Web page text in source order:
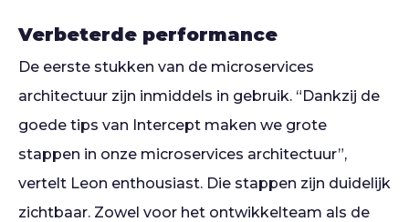
Verbeterde performance
De eerste stukken van de microservices
architectuur zijn inmiddels in gebruik. “Dankzij de
goede tips van Intercept maken we grote
stappen in onze microservices architectuur”,
vertelt Leon enthousiast. Die stappen zijn duidelijk
zichtbaar. Zowel voor het ontwikkelteam als de